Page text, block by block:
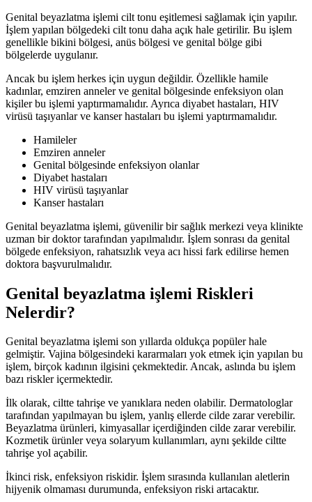
Genital beyazlatma işlemi cilt tonu eşitlemesi sağlamak için yapılır.
İşlem yapılan bölgedeki cilt tonu daha açık hale getirilir. Bu işlem
genellikle bikini bölgesi, anüs bölgesi ve genital bölge gibi
bölgelerde uygulanır.
Ancak bu işlem herkes için uygun değildir. Özellikle hamile
kadınlar, emziren anneler ve genital bölgesinde enfeksiyon olan
kişiler bu işlemi yaptırmamalıdır. Ayrıca diyabet hastaları, HIV
virüsü taşıyanlar ve kanser hastaları bu işlemi yaptırmamalıdır.
Hamileler
Emziren anneler
Genital bölgesinde enfeksiyon olanlar
Diyabet hastaları
HIV virüsü taşıyanlar
Kanser hastaları
Genital beyazlatma işlemi, güvenilir bir sağlık merkezi veya klinikte
uzman bir doktor tarafından yapılmalıdır. İşlem sonrası da genital
bölgede enfeksiyon, rahatsızlık veya acı hissi fark edilirse hemen
doktora başvurulmalıdır.
Genital beyazlatma işlemi Riskleri
Nelerdir?
Genital beyazlatma işlemi son yıllarda oldukça popüler hale
gelmiştir. Vajina bölgesindeki kararmaları yok etmek için yapılan bu
işlem, birçok kadının ilgisini çekmektedir. Ancak, aslında bu işlem
bazı riskler içermektedir.
İlk olarak, ciltte tahrişe ve yanıklara neden olabilir. Dermatologlar
tarafından yapılmayan bu işlem, yanlış ellerde cilde zarar verebilir.
Beyazlatma ürünleri, kimyasallar içerdiğinden cilde zarar verebilir.
Kozmetik ürünler veya solaryum kullanımları, aynı şekilde ciltte
tahrişe yol açabilir.
İkinci risk, enfeksiyon riskidir. İşlem sırasında kullanılan aletlerin
hijyenik olmaması durumunda, enfeksiyon riski artacaktır.